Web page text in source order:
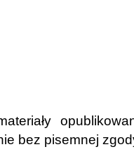
bez pisemnej